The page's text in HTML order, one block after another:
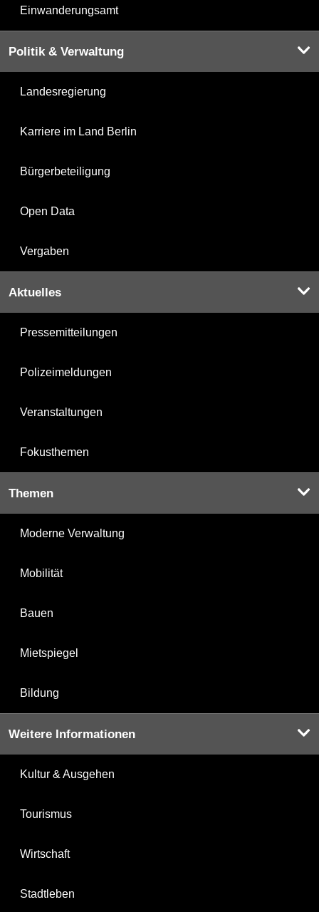
Einwanderungsamt
Politik & Verwaltung
Landesregierung
Karriere im Land Berlin
Bürgerbeteiligung
Open Data
Vergaben
Aktuelles
Pressemitteilungen
Polizeimeldungen
Veranstaltungen
Fokusthemen
Themen
Moderne Verwaltung
Mobilität
Bauen
Mietspiegel
Bildung
Weitere Informationen
Kultur & Ausgehen
Tourismus
Wirtschaft
Stadtleben